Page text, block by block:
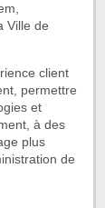
Ville de
client
permettre
et
à des
plus
de